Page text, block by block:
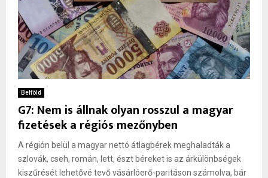
Belföld
G7: Nem is állnak olyan rosszul a magyar
fizetések a régiós mezőnyben
A régión belül a magyar nettó átlagbérek meghaladták a
szlovák, cseh, román, lett, észt béreket is az árkülönbségek
kiszűrését lehetővé tevő vásárlóerő-paritáson számolva, bár